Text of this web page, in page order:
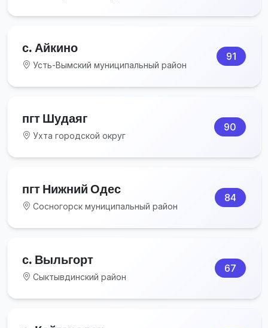
с. Айкино
Усть-Вымский муниципальный район
91
пгт Шудаяг
Ухта городской округ
90
пгт Нижний Одес
Сосногорск муниципальный район
84
с. Выльгорт
Сыктывдинский район
67